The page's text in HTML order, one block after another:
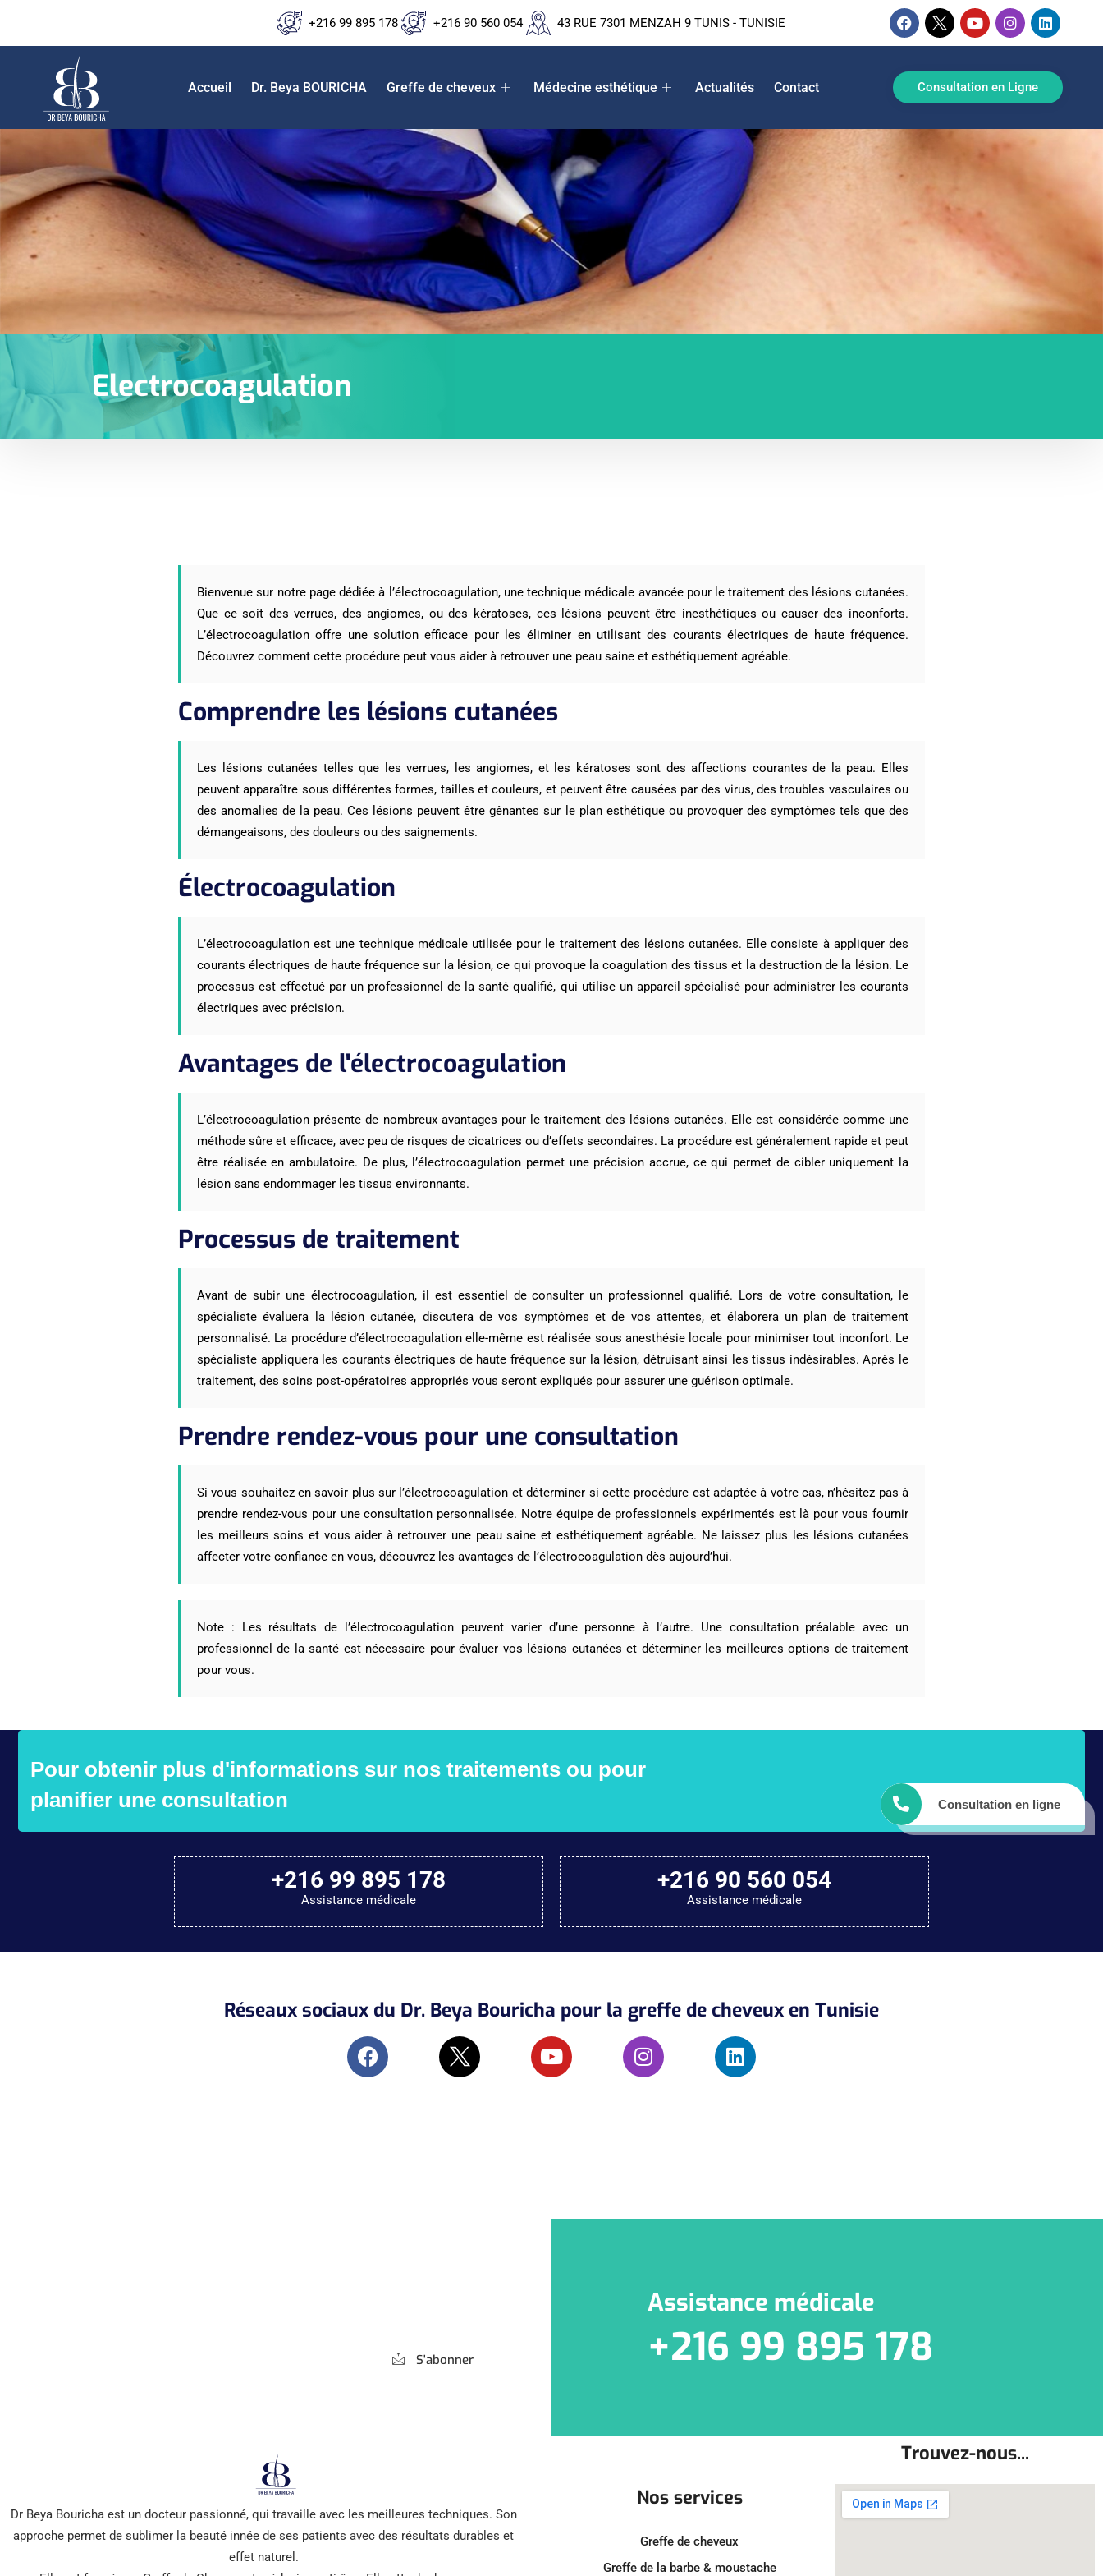
+216 99 895 178 +216 90 560 054 43 RUE 7301 MENZAH 9 TUNIS - TUNISIE
Accueil Dr. Beya BOURICHA Greffe de cheveux Médecine esthétique Actualités Contact Consultation en Ligne
Electrocoagulation
Bienvenue sur notre page dédiée à l’électrocoagulation, une technique médicale avancée pour le traitement des lésions cutanées.
Que ce soit des verrues, des angiomes, ou des kératoses, ces lésions peuvent être inesthétiques ou causer des inconforts.
L’électrocoagulation offre une solution efficace pour les éliminer en utilisant des courants électriques de haute fréquence.
Découvrez comment cette procédure peut vous aider à retrouver une peau saine et esthétiquement agréable.
Comprendre les lésions cutanées
Les lésions cutanées telles que les verrues, les angiomes, et les kératoses sont des affections courantes de la peau. Elles
peuvent apparaître sous différentes formes, tailles et couleurs, et peuvent être causées par des virus, des troubles vasculaires ou
des anomalies de la peau. Ces lésions peuvent être gênantes sur le plan esthétique ou provoquer des symptômes tels que des
démangeaisons, des douleurs ou des saignements.
Électrocoagulation
L’électrocoagulation est une technique médicale utilisée pour le traitement des lésions cutanées. Elle consiste à appliquer des
courants électriques de haute fréquence sur la lésion, ce qui provoque la coagulation des tissus et la destruction de la lésion. Le
processus est effectué par un professionnel de la santé qualifié, qui utilise un appareil spécialisé pour administrer les courants
électriques avec précision.
Avantages de l'électrocoagulation
L’électrocoagulation présente de nombreux avantages pour le traitement des lésions cutanées. Elle est considérée comme une
méthode sûre et efficace, avec peu de risques de cicatrices ou d’effets secondaires. La procédure est généralement rapide et peut
être réalisée en ambulatoire. De plus, l’électrocoagulation permet une précision accrue, ce qui permet de cibler uniquement la
lésion sans endommager les tissus environnants.
Processus de traitement
Avant de subir une électrocoagulation, il est essentiel de consulter un professionnel qualifié. Lors de votre consultation, le
spécialiste évaluera la lésion cutanée, discutera de vos symptômes et de vos attentes, et élaborera un plan de traitement
personnalisé. La procédure d’électrocoagulation elle-même est réalisée sous anesthésie locale pour minimiser tout inconfort. Le
spécialiste appliquera les courants électriques de haute fréquence sur la lésion, détruisant ainsi les tissus indésirables. Après le
traitement, des soins post-opératoires appropriés vous seront expliqués pour assurer une guérison optimale.
Prendre rendez-vous pour une consultation
Si vous souhaitez en savoir plus sur l’électrocoagulation et déterminer si cette procédure est adaptée à votre cas, n’hésitez pas à
prendre rendez-vous pour une consultation personnalisée. Notre équipe de professionnels expérimentés est là pour vous fournir
les meilleurs soins et vous aider à retrouver une peau saine et esthétiquement agréable. Ne laissez plus les lésions cutanées
affecter votre confiance en vous, découvrez les avantages de l’électrocoagulation dès aujourd’hui.
Note : Les résultats de l’électrocoagulation peuvent varier d’une personne à l’autre. Une consultation préalable avec un
professionnel de la santé est nécessaire pour évaluer vos lésions cutanées et déterminer les meilleures options de traitement
pour vous.
Pour obtenir plus d'informations sur nos traitements ou pour
planifier une consultation
Consultation en ligne
+216 99 895 178
Assistance médicale
+216 90 560 054
Assistance médicale
Réseaux sociaux du Dr. Beya Bouricha pour la greffe de cheveux en Tunisie
S'abonner
Assistance médicale
+216 99 895 178
Dr Beya Bouricha est un docteur passionné, qui travaille avec les meilleures techniques. Son
approche permet de sublimer la beauté innée de ses patients avec des résultats durables et
effet naturel.
Nos services
Greffe de cheveux
Greffe de la barbe & moustache
Trouvez-nous...